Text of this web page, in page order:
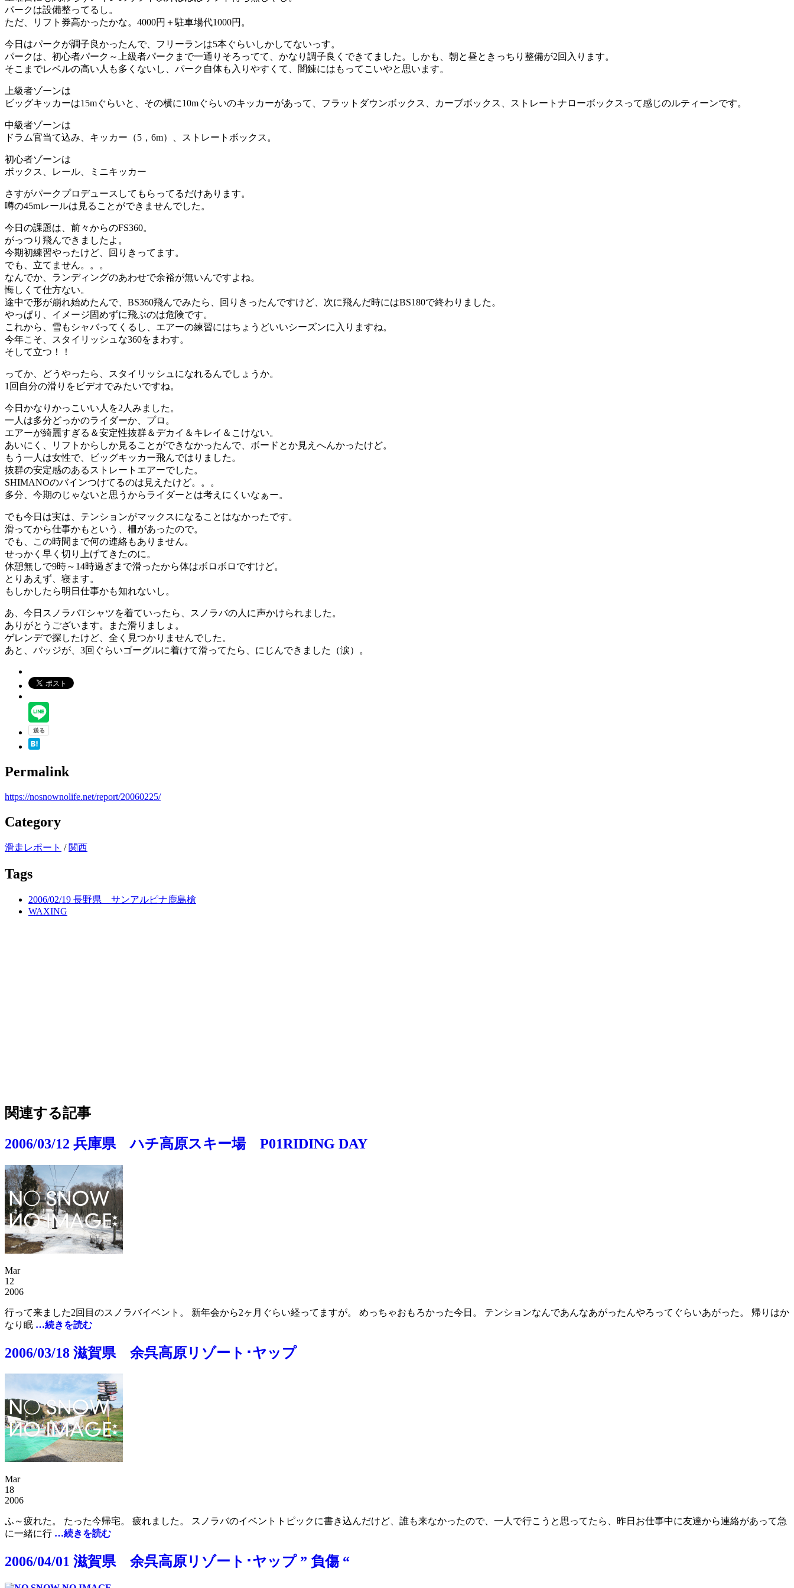
パークは設備整ってるし。
ただ、リフト券高かったかな。4000円＋駐車場代1000円。
今日はパークが調子良かったんで、フリーランは5本ぐらいしかしてないっす。
パークは、初心者パーク～上級者パークまで一通りそろってて、かなり調子良くできてました。しかも、朝と昼ときっちり整備が2回入ります。
そこまでレベルの高い人も多くないし、パーク自体も入りやすくて、闇錬にはもってこいやと思います。
上級者ゾーンは
ビッグキッカーは15mぐらいと、その横に10mぐらいのキッカーがあって、フラットダウンボックス、カーブボックス、ストレートナローボックスって感じのルティーンです。
中級者ゾーンは
ドラム官当て込み、キッカー（5，6m）、ストレートボックス。
初心者ゾーンは
ボックス、レール、ミニキッカー
さすがパークプロデュースしてもらってるだけあります。
噂の45mレールは見ることができませんでした。
今日の課題は、前々からのFS360。
がっつり飛んできましたよ。
今期初練習やったけど、回りきってます。
でも、立てません。。。
なんでか、ランディングのあわせで余裕が無いんですよね。
悔しくて仕方ない。
途中で形が崩れ始めたんで、BS360飛んでみたら、回りきったんですけど、次に飛んだ時にはBS180で終わりました。
やっぱり、イメージ固めずに飛ぶのは危険です。
これから、雪もシャバってくるし、エアーの練習にはちょうどいいシーズンに入りますね。
今年こそ、スタイリッシュな360をまわす。
そして立つ！！
ってか、どうやったら、スタイリッシュになれるんでしょうか。
1回自分の滑りをビデオでみたいですね。
今日かなりかっこいい人を2人みました。
一人は多分どっかのライダーか、プロ。
エアーが綺麗すぎる＆安定性抜群＆デカイ＆キレイ＆こけない。
あいにく、リフトからしか見ることができなかったんで、ボードとか見えへんかったけど。
もう一人は女性で、ビッグキッカー飛んではりました。
抜群の安定感のあるストレートエアーでした。
SHIMANOのバインつけてるのは見えたけど。。。
多分、今期のじゃないと思うからライダーとは考えにくいなぁー。
でも今日は実は、テンションがマックスになることはなかったです。
滑ってから仕事かもという、柵があったので。
でも、この時間まで何の連絡もありません。
せっかく早く切り上げてきたのに。
休憩無しで9時～14時過ぎまで滑ったから体はボロボロですけど。
とりあえず、寝ます。
もしかしたら明日仕事かも知れないし。
あ、今日スノラバTシャツを着ていったら、スノラバの人に声かけられました。
ありがとうございます。また滑りましょ。
ゲレンデで探したけど、全く見つかりませんでした。
あと、バッジが、3回ぐらいゴーグルに着けて滑ってたら、にじんできました（涙）。
Permalink
https://nosnownolife.net/report/20060225/
Category
滑走レポート / 関西
Tags
2006/02/19 長野県 サンアルピナ鹿島槍
WAXING
関連する記事
2006/03/12 兵庫県 ハチ高原スキー場 P01RIDING DAY
Mar
12
2006
行って来ました2回目のスノラバイベント。 新年会から2ヶ月ぐらい経ってますが。 めっちゃおもろかった今日。 テンションなんであんなあがったんやろってぐらいあがった。 帰りはか
なり眠 …続きを読む
2006/03/18 滋賀県 余呉高原リゾート･ヤップ
Mar
18
2006
ふ～疲れた。 たった今帰宅。 疲れました。 スノラバのイベントトピックに書き込んだけど、誰も来なかったので、一人で行こうと思ってたら、昨日お仕事中に友達から連絡があって急
に一緒に行 …続きを読む
2006/04/01 滋賀県 余呉高原リゾート･ヤップ ” 負傷 “